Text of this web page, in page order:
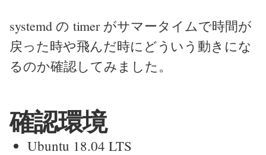
systemd の timer がサマータイムで時間が
戻った時や飛んだ時にどういう動きにな
るのか確認してみました。
確認環境
Ubuntu 18.04 LTS